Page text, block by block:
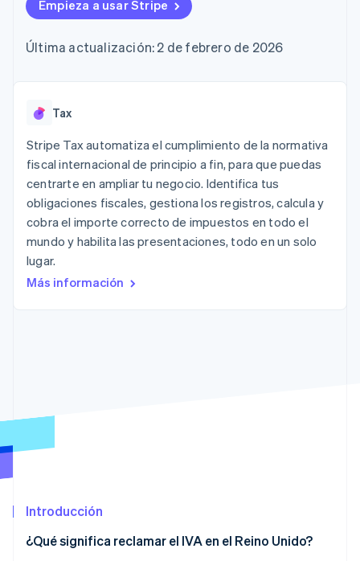
Métodos de
pago
de 125
Authorization
Boost
Optimizaciones
de aceptación
Link
Proceso de
compra
acelerado
Financial
Connections
Datos de ctas.
financieras
vinculadas
Recognition
Automatización
Stripe Sigma
personalizados
Atlas
Verificación de identidad en línea
aplicación
Gestión del dinero
Plataformas
Empresas de IA
Economía de los
creadores
Videojuegos
Hostelería, viajes y ocio
comunicación y
Entidades sin ánimo de
suscripciones
basada en el consumo
Emitir tarjetas virtuales
Aprovisiona y gestiona
Recursos
Integraciones de
aplicaciones
Muestras de código
Blog de
Empresa
producto
nuestro evento anual
Contacto
Contacta con ventas
Conviértete en socio
Empieza a usar Stripe
Última actualización: 2 de febrero de 2026
Tax
Stripe Tax automatiza el cumplimiento de la normativa
fiscal internacional de principio a fin, para que puedas
centrarte en ampliar tu negocio. Identifica tus
obligaciones fiscales, gestiona los registros, calcula y
cobra el importe correcto de impuestos en todo el
mundo y habilita las presentaciones, todo en un solo
lugar.
Más información
Introducción
¿Qué significa reclamar el IVA en el Reino Unido?